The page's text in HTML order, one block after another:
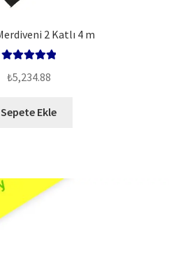
2 Katlı 4 m
5.00
₺5,234.88
Sepete Ekle